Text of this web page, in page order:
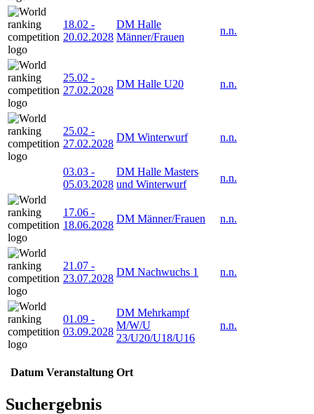
18.02 -
20.02.2028
DM Halle
Männer/Frauen
n.n.
25.02 -
27.02.2028
DM Halle U20 n.n.
25.02 -
27.02.2028
DM Winterwurf n.n.
03.03 -
05.03.2028
DM Halle Masters
und Winterwurf
n.n.
17.06 -
18.06.2028
DM Männer/Frauen n.n.
21.07 -
23.07.2028
DM Nachwuchs 1 n.n.
01.09 -
03.09.2028
DM Mehrkampf
M/W/U
23/U20/U18/U16
n.n.
Datum Veranstaltung Ort
Suchergebnis